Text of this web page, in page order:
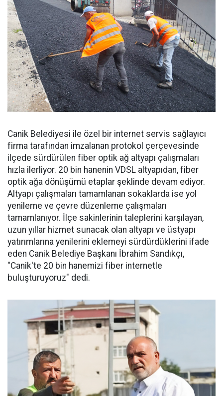
Canik Belediyesi ile özel bir internet servis sağlayıcı
firma tarafından imzalanan protokol çerçevesinde
ilçede sürdürülen fiber optik ağ altyapı çalışmaları
hızla ilerliyor. 20 bin hanenin VDSL altyapıdan, fiber
optik ağa dönüşümü etaplar şeklinde devam ediyor.
Altyapı çalışmaları tamamlanan sokaklarda ise yol
yenileme ve çevre düzenleme çalışmaları
tamamlanıyor. İlçe sakinlerinin taleplerini karşılayan,
uzun yıllar hizmet sunacak olan altyapı ve üstyapı
yatırımlarına yenilerini eklemeyi sürdürdüklerini ifade
eden Canik Belediye Başkanı İbrahim Sandıkçı,
"Canik'te 20 bin hanemizi fiber internetle
buluşturuyoruz" dedi.